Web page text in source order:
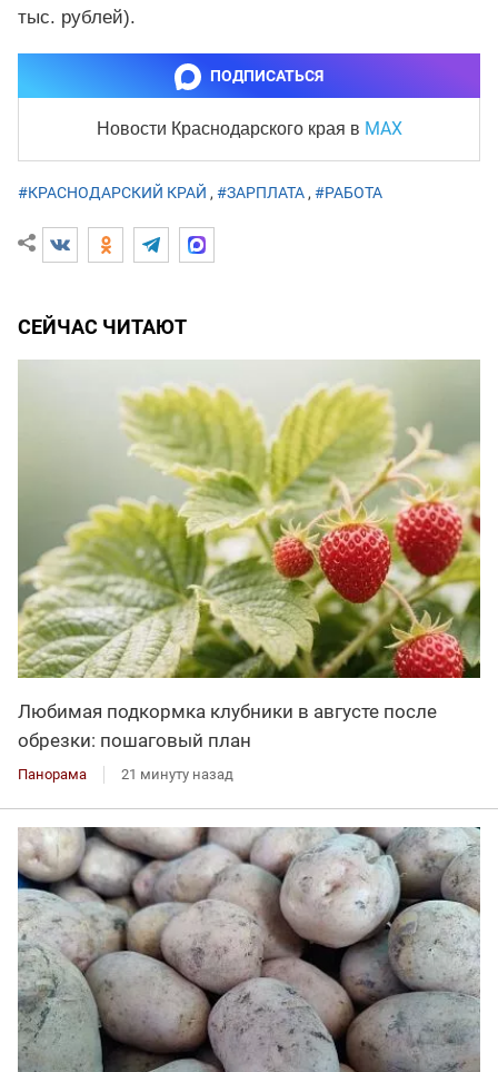
тыс. рублей).
ПОДПИСАТЬСЯ
Новости Краснодарского края в MAX
#КРАСНОДАРСКИЙ КРАЙ , #ЗАРПЛАТА , #РАБОТА
СЕЙЧАС ЧИТАЮТ
Любимая подкормка клубники в августе после
обрезки: пошаговый план
Панорама 21 минуту назад